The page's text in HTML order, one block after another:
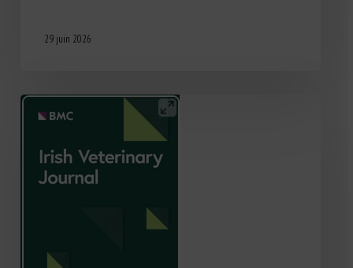
29 juin 2026